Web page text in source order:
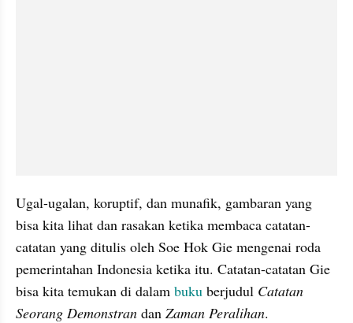
Ugal-ugalan, koruptif, dan munafik, gambaran yang
bisa kita lihat dan rasakan ketika membaca catatan-
catatan yang ditulis oleh Soe Hok Gie mengenai roda
pemerintahan Indonesia ketika itu. Catatan-catatan Gie
bisa kita temukan di dalam buku berjudul Catatan
Seorang Demonstran dan Zaman Peralihan.